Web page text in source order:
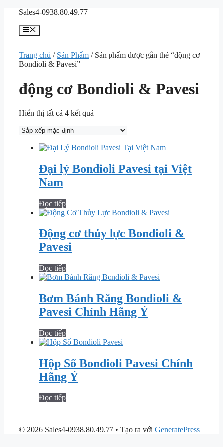
Chuyển
dung
Sales4-0938.80.49.77
Menu
Trang chủ / Sản Phẩm / Sản phẩm được gắn thẻ “động cơ
Bondioli & Pavesi”
động cơ Bondioli & Pavesi
Hiển thị tất cả 4 kết quả
Đại lý Bondioli Pavesi tại Việt
Nam
Đọc tiếp
Động cơ thủy lực Bondioli &
Pavesi
Đọc tiếp
Bơm Bánh Răng Bondioli &
Pavesi Chính Hãng Ý
Đọc tiếp
Hộp Số Bondioli Pavesi Chính
Hãng Ý
Đọc tiếp
© 2026 Sales4-0938.80.49.77 • Tạo ra với GeneratePress